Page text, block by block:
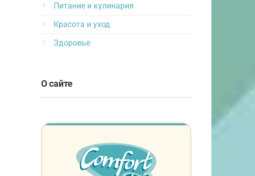
Питание и кулинария
Красота и уход
Здоровье
О сайте